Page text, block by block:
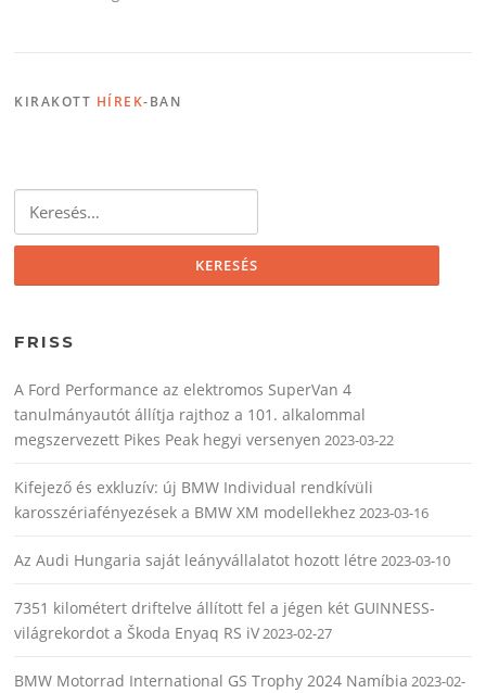
KIRAKOTT HÍREK-BAN
FRISS
A Ford Performance az elektromos SuperVan 4
tanulmányautót állítja rajthoz a 101. alkalommal
megszervezett Pikes Peak hegyi versenyen 2023-03-22
Kifejező és exkluzív: új BMW Individual rendkívüli
karosszériafényezések a BMW XM modellekhez 2023-03-16
Az Audi Hungaria saját leányvállalatot hozott létre 2023-03-10
7351 kilométert driftelve állított fel a jégen két GUINNESS-
világrekordot a Škoda Enyaq RS iV2023-02-27
BMW Motorrad International GS Trophy 2024 Namíbia 2023-02-